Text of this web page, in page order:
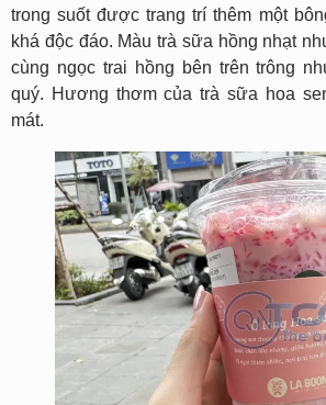
trong suốt được trang trí thêm một
khá độc đáo. Màu trà sữa hồng nhạt
cùng ngọc trai hồng bên trên trông
quý. Hương thơm của trà sữa hoa
mát.